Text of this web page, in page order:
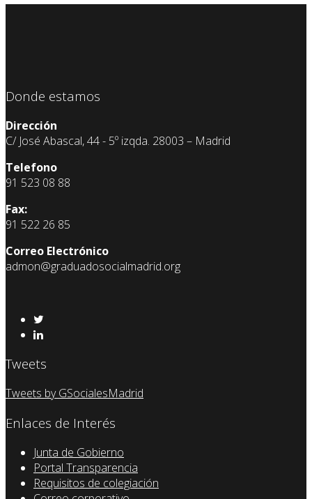
Donde estamos
Dirección
C/ José Abascal, 44 - 5º izqda. 28003 – Madrid
Telefono
91 523 08 88
Fax:
91 522 26 85
Correo Electrónico
admon@graduadosocialmadrid.org
Tweets
Tweets by GSocialesMadrid
Enlaces de Interés
Junta de Gobierno
Portal Transparencia
Requisitos de colegiación